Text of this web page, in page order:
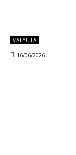
VALYUTA
16/06/2026